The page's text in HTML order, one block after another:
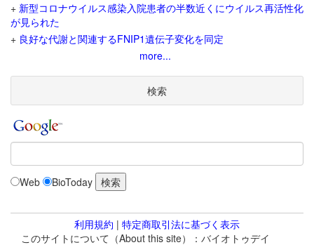
+ 新型コロナウイルス感染入院患者の半数近くにウイルス再活性化
が見られた
+ 良好な代謝と関連するFNIP1遺伝子変化を同定
more...
検索
Web BioToday
利用規約 | 特定商取引法に基づく表示
このサイトについて（About this site）：バイオトゥデイ